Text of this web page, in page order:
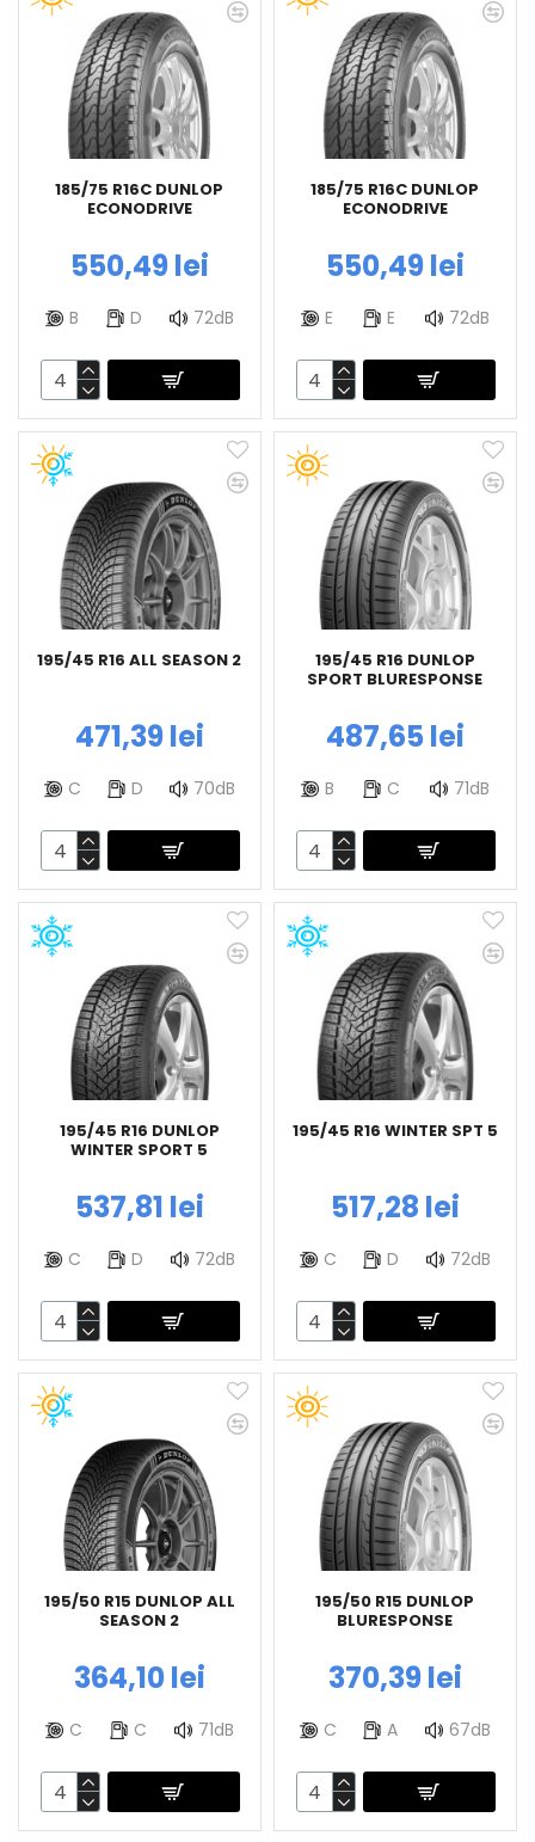
185/75 R16C DUNLOP
ECONODRIVE
550,49 lei
B D 72dB
185/75 R16C DUNLOP
ECONODRIVE
550,49 lei
E E 72dB
195/45 R16 ALL SEASON 2
471,39 lei
C D 70dB
195/45 R16 DUNLOP
SPORT BLURESPONSE
487,65 lei
B C 71dB
195/45 R16 DUNLOP
WINTER SPORT 5
537,81 lei
C D 72dB
195/45 R16 WINTER SPT 5
517,28 lei
C D 72dB
195/50 R15 DUNLOP ALL
SEASON 2
364,10 lei
C C 71dB
195/50 R15 DUNLOP
BLURESPONSE
370,39 lei
C A 67dB